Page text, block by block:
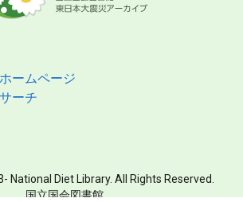
ームページ
ーチ
National Diet Library. All Rights Reserved.